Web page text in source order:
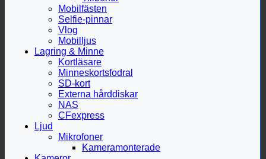
Mobilfästen
Selfie-pinnar
Vlog
Mobilljus
Lagring & Minne
Kortläsare
Minneskortsfodral
SD-kort
Externa hårddiskar
NAS
CFexpress
Ljud
Mikrofoner
Kameramonterade